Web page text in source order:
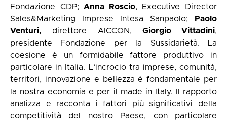
Fondazione CDP;Anna Roscio, Executive Director
Sales&Marketing Imprese Intesa Sanpaolo;
Paolo
Venturi, direttore AICCON, Giorgio Vittadini,
presidente Fondazione per la Sussidarietà. La
coesione è un formidabile fattore produttivo in
particolare in Italia. L’incrocio tra imprese, comunità,
territori, innovazione e bellezza è fondamentale per
la nostra economia e per il made in Italy. Il rapporto
analizza e racconta i fattori più significativi della
competitività del nostro Paese, con particolare